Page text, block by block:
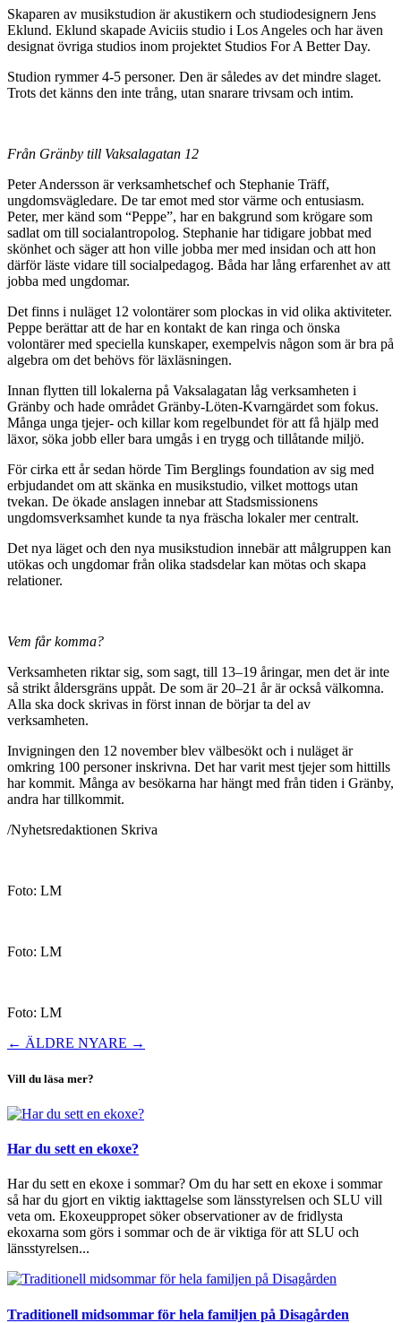
Skaparen av musikstudion är akustikern och studiodesignern Jens
Eklund. Eklund skapade Aviciis studio i Los Angeles och har även
designat övriga studios inom projektet Studios For A Better Day.
Studion rymmer 4-5 personer. Den är således av det mindre slaget.
Trots det känns den inte trång, utan snarare trivsam och intim.
Från Gränby till Vaksalagatan 12
Peter Andersson är verksamhetschef och Stephanie Träff,
ungdomsvägledare. De tar emot med stor värme och entusiasm.
Peter, mer känd som “Peppe”, har en bakgrund som krögare som
sadlat om till socialantropolog. Stephanie har tidigare jobbat med
skönhet och säger att hon ville jobba mer med insidan och att hon
därför läste vidare till socialpedagog. Båda har lång erfarenhet av att
jobba med ungdomar.
Det finns i nuläget 12 volontärer som plockas in vid olika aktiviteter.
Peppe berättar att de har en kontakt de kan ringa och önska
volontärer med speciella kunskaper, exempelvis någon som är bra på
algebra om det behövs för läxläsningen.
Innan flytten till lokalerna på Vaksalagatan låg verksamheten i
Gränby och hade området Gränby-Löten-Kvarngärdet som fokus.
Många unga tjejer- och killar kom regelbundet för att få hjälp med
läxor, söka jobb eller bara umgås i en trygg och tillåtande miljö.
För cirka ett år sedan hörde Tim Berglings foundation av sig med
erbjudandet om att skänka en musikstudio, vilket mottogs utan
tvekan. De ökade anslagen innebar att Stadsmissionens
ungdomsverksamhet kunde ta nya fräscha lokaler mer centralt.
Det nya läget och den nya musikstudion innebär att målgruppen kan
utökas och ungdomar från olika stadsdelar kan mötas och skapa
relationer.
Vem får komma?
Verksamheten riktar sig, som sagt, till 13–19 åringar, men det är inte
så strikt åldersgräns uppåt. De som är 20–21 år är också välkomna.
Alla ska dock skrivas in först innan de börjar ta del av
verksamheten.
Invigningen den 12 november blev välbesökt och i nuläget är
omkring 100 personer inskrivna. Det har varit mest tjejer som hittills
har kommit. Många av besökarna har hängt med från tiden i Gränby,
andra har tillkommit.
/Nyhetsredaktionen Skriva
Foto: LM
Foto: LM
Foto: LM
← ÄLDRE NYARE →
Vill du läsa mer?
Har du sett en ekoxe?
Har du sett en ekoxe i sommar? Om du har sett en ekoxe i sommar
så har du gjort en viktig iakttagelse som länsstyrelsen och SLU vill
veta om. Ekoxeuppropet söker observationer av de fridlysta
ekoxarna som görs i sommar och de är viktiga för att SLU och
länsstyrelsen...
Traditionell midsommar för hela familjen på Disagården